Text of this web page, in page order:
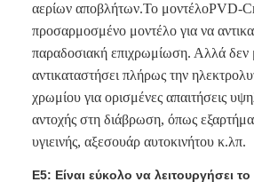
αερίων αποβλήτων.Το μοντέλοPVD-
προσαρμοσμένο μοντέλο για να
παραδοσιακή επιχρωμίωση. Αλλά δεν
αντικαταστήσει πλήρως την
χρωμίου για ορισμένες απαιτήσεις
αντοχής στη διάβρωση, όπως
υγιεινής, αξεσουάρ αυτοκινήτου κ.λπ.
Ε5: Είναι εύκολο να λειτουργήσει